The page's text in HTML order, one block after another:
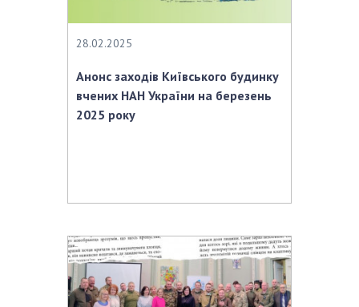
28.02.2025
Анонс заходів Київського будинку
вчених НАН України на березень
2025 року